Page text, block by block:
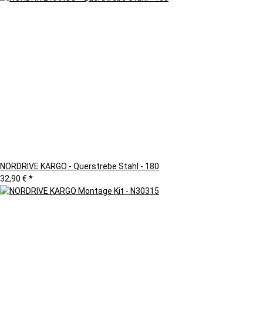
NORDRIVE KARGO - Querstrebe Stahl - 180
32,90 € *